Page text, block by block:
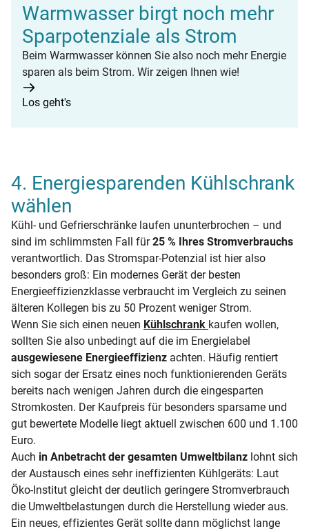
Warmwasser birgt noch mehr
Sparpotenziale als Strom
Beim Warmwasser können Sie also noch mehr Energie
sparen als beim Strom. Wir zeigen Ihnen wie!
Los geht's
4. Energiesparenden Kühlschrank
wählen
Kühl- und Gefrierschränke laufen ununterbrochen – und
sind im schlimmsten Fall für25 % Ihres Stromverbrauchs
verantwortlich. Das Stromspar-Potenzial ist hier also
besonders groß: Ein modernes Gerät der besten
Energieeffizienzklasse verbraucht im Vergleich zu seinen
älteren Kollegen bis zu 50 Prozent weniger Strom.
Wenn Sie sich einen neuen Kühlschrank kaufen wollen,
sollten Sie also unbedingt auf die im Energielabel
ausgewiesene Energieeffizienz achten. Häufig rentiert
sich sogar der Ersatz eines noch funktionierenden Geräts
bereits nach wenigen Jahren durch die eingesparten
Stromkosten. Der Kaufpreis für besonders sparsame und
gut bewertete Modelle liegt aktuell zwischen 600 und 1.100
Euro.
Auch in Anbetracht der gesamten Umweltbilanz lohnt sich
der Austausch eines sehr ineffizienten Kühlgeräts: Laut
Öko-Institut gleicht der deutlich geringere Stromverbrauch
die Umweltbelastungen durch die Herstellung wieder aus.
Ein neues, effizientes Gerät sollte dann möglichst lange